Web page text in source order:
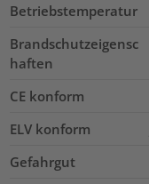
Betriebstemperatur
Brandschutzeigensc
haften
CE konform
ELV konform
Gefahrgut